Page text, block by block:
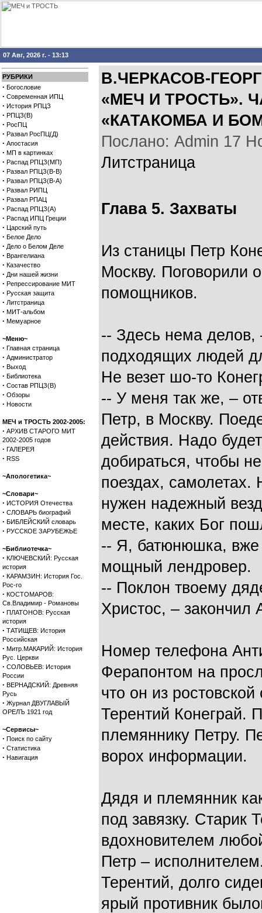
07 Авг, 2026 г. - 13:13
РУБРИКИ
· Богословие
· Современная ИПЦ
· История РПЦЗ
· РПЦЗ(В)
· РосПЦ
· Развал РосПЦ(Д)
· Апостасия
· МП в картинках
· Распад РПЦЗ(МП)
· Развал РПЦЗ(В-В)
· Развал РПЦЗ(В-А)
· Развал РИПЦ
· Развал РПАЦ
· Распад РПЦЗ(А)
· Распад ИПЦ Греции
· Царский путь
· Белое Дело
· Дело о Белом Деле
· Врангелиана
· Казачество
· Дни нашей жизни
· Репрессирование МИТ
· Русская защита
· Литстраница
· МИТ-альбом
· Мемуарное
~Меню~
· Главная страница
· Администратор
· Выход
· Библиотека
· Состав РПЦЗ(В)
· Обзоры
· Новости
МЕЧ и ТРОСТЬ 2002-2005:
· АРХИВ СТАРОГО МИТ
2002-2005 годов
· ГАЛЕРЕЯ
· RSS
~Апологетика~
~Словари~
· ИСТОРИЯ Отечества
· СЛОВАРЬ биографий
· БИБЛЕЙСКИЙ словарь
· РУССКОЕ ЗАРУБЕЖЬЕ
~Библиотечка~
· КЛЮЧЕВСКИЙ: Русская
история
· КАРАМЗИН: История Гос.
Рос-го
· КОСТОМАРОВ:
Св.Владимир - Романовы
· ПЛАТОНОВ: Русская
история
· ТАТИЩЕВ: История
Российская
· Митр.МАКАРИЙ: История
Рус. Церкви
· СОЛОВЬЕВ: История
России
· ВЕРНАДСКИЙ: Древняя
Русь
· Журнал ДВУГЛАВЫЙ
ОРЕЛЪ 1921 год
~Сервисы~
· Поиск по сайту
· Статистика
· Навигация
В.ЧЕРКАСОВ-
«МЕЧ И ТРОСТЬ».
«КАТАКОМБА И
Послано: Admin 17
Литстраница
Глава 5. Захваты
Из станицы Петр
Москву. Поговорили
помощников.
-- Здесь нема делов,
подходящих людей
Не везет шо-то
-- У меня так же, –
Петр, в Москву.
действия. Надо
добираться, чтобы
поездах, самолетах.
нужен надежный
месте, каких Бог
-- Я, батюнюшка,
мощный лендровер.
-- Поклон твоему
Христос, – закончил
Номер телефона
Ферапонтом на
что он из
Терентий Конеграй.
племяннику Петру.
ворох информации.
Дядя и племянник
под завязку. Старик
вдохновителем
Петр –
Терентий, долго
ярый противник